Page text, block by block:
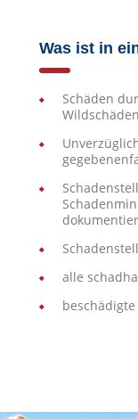
Was ist in
Schäden
alle